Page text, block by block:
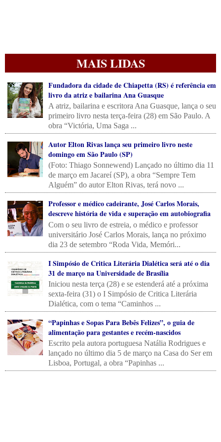
MAIS LIDAS
Fundadora da cidade de Chiapetta (RS) é referência em
livro da atriz e bailarina Ana Guasque
A atriz, bailarina e escritora Ana Guasque, lança o seu
primeiro livro nesta terça-feira (28) em São Paulo. A
obra “Victória, Uma Saga ...
Autor Elton Rivas lança seu primeiro livro neste
domingo em São Paulo (SP)
(Foto: Thiago Sonnewend) Lançado no último dia 11
de março em Jacareí (SP), a obra “Sempre Tem
Alguém” do autor Elton Rivas, terá novo ...
Professor e médico cadeirante, José Carlos Morais,
descreve história de vida e superação em autobiografia
Com o seu livro de estreia, o médico e professor
universitário José Carlos Morais, lança no próximo
dia 23 de setembro “Roda Vida, Memóri...
I Simpósio de Critica Literária Dialética será até o dia
31 de março na Universidade de Brasília
Iniciou nesta terça (28) e se estenderá até a próxima
sexta-feira (31) o I Simpósio de Critica Literária
Dialética, com o tema “Caminhos ...
“Papinhas e Sopas Para Bebês Felizes”, o guia de
alimentação para gestantes e recém-nascidos
Escrito pela autora portuguesa Natália Rodrigues e
lançado no último dia 5 de março na Casa do Ser em
Lisboa, Portugal, a obra “Papinhas ...